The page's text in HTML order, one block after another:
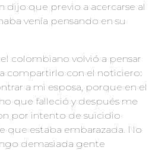
dijo que previo a acercarse al
venía pensando en su
colombiano volvió a pensar
compartirlo con el noticiero:
a mi esposa, porque en el
que falleció y después me
por intento de suicidio
que estaba embarazada. No
demasiada gente